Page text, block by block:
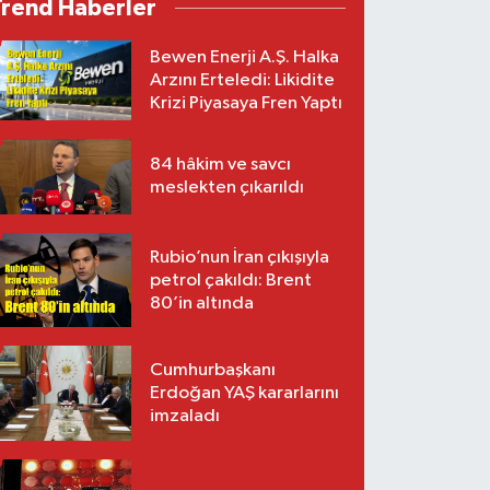
Haberler
Bewen Enerji A.Ş. Halka
Arzını Erteledi: Likidite
Krizi Piyasaya Fren Yaptı
84 hâkim ve savcı
meslekten çıkarıldı
Rubio’nun İran çıkışıyla
petrol çakıldı: Brent
80’in altında
Cumhurbaşkanı
Erdoğan YAŞ kararlarını
imzaladı